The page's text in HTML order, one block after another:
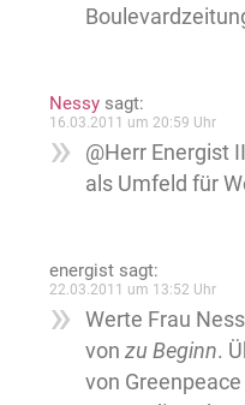
Nessy sagt:
16.03.2011 um 20:59 Uhr
@Herr Energist
als Umfeld für
energist sagt:
22.03.2011 um 13:52 Uhr
Werte Frau
von zu Beginn.
von